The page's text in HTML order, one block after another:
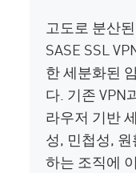
고도로 분산
SASE SSL
한 세분화된
다. 기존 VPN
라우저 기반
성, 민첩성,
하는 조직에